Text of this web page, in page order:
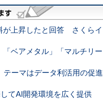
が上昇したと回答 さくら
ベアメタル」「マルチリー
ーマはデータ利活用の促進
てAI開発環境を広く提供